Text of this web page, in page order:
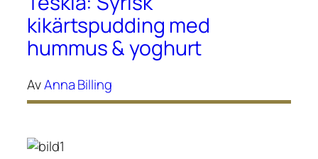
kikärtspudding med
hummus & yoghurt
AvAnna Billing